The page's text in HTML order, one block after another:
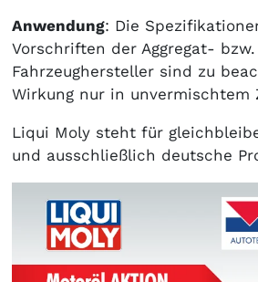
Anwendung: Die
Vorschriften der Aggregat- bzw.
Fahrzeughersteller sind zu
Wirkung nur in unvermischtem
Liqui Moly steht für
und ausschließlich deutsche